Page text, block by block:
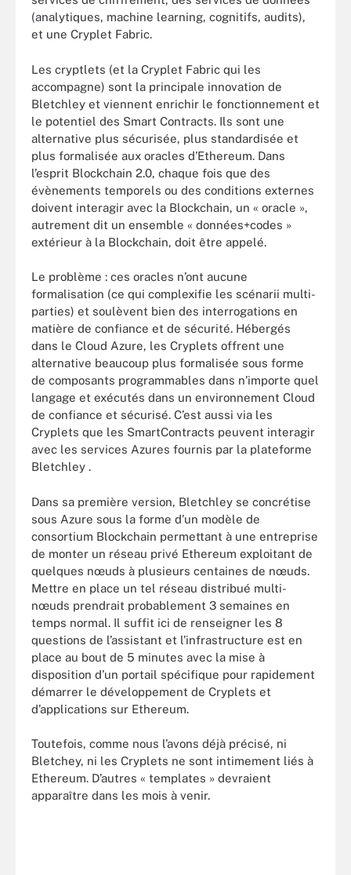
(analytiques, machine learning, cognitifs, audits),
et une Cryplet Fabric.
Les cryptlets (et la Cryplet Fabric qui les
accompagne) sont la principale innovation de
Bletchley et viennent enrichir le fonctionnement et
le potentiel des Smart Contracts. Ils sont une
alternative plus sécurisée, plus standardisée et
plus formalisée aux oracles d’Ethereum. Dans
l’esprit Blockchain 2.0, chaque fois que des
évènements temporels ou des conditions externes
doivent interagir avec la Blockchain, un « oracle »,
autrement dit un ensemble « données+codes »
extérieur à la Blockchain, doit être appelé.
Le problème : ces oracles n’ont aucune
formalisation (ce qui complexifie les scénarii multi-
parties) et soulèvent bien des interrogations en
matière de confiance et de sécurité. Hébergés
dans le Cloud Azure, les Cryplets offrent une
alternative beaucoup plus formalisée sous forme
de composants programmables dans n’importe quel
langage et exécutés dans un environnement Cloud
de confiance et sécurisé. C’est aussi via les
Cryplets que les SmartContracts peuvent interagir
avec les services Azures fournis par la plateforme
Bletchley .
Dans sa première version, Bletchley se concrétise
sous Azure sous la forme d’un modèle de
consortium Blockchain permettant à une entreprise
de monter un réseau privé Ethereum exploitant de
quelques nœuds à plusieurs centaines de nœuds.
Mettre en place un tel réseau distribué multi-
nœuds prendrait probablement 3 semaines en
temps normal. Il suffit ici de renseigner les 8
questions de l’assistant et l’infrastructure est en
place au bout de 5 minutes avec la mise à
disposition d’un portail spécifique pour rapidement
démarrer le développement de Cryplets et
d’applications sur Ethereum.
Toutefois, comme nous l’avons déjà précisé, ni
Bletchey, ni les Cryplets ne sont intimement liés à
Ethereum. D’autres « templates » devraient
apparaître dans les mois à venir.